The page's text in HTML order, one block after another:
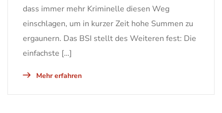
dass immer mehr Kriminelle diesen Weg
einschlagen, um in kurzer Zeit hohe Summen zu
ergaunern. Das BSI stellt des Weiteren fest: Die
einfachste […]
Mehr erfahren